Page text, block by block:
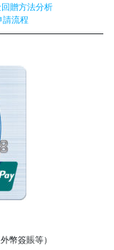
贈方法分析
請流程
幣簽賬等）